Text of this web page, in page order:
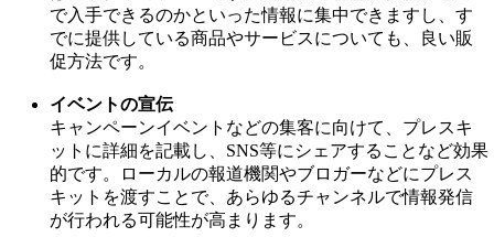
で入手できるのかといった情報に集中できますし、す
でに提供している商品やサービスについても、良い販
促方法です。
イベントの宣伝
キャンペーンイベントなどの集客に向けて、プレスキ
ットに詳細を記載し、SNS等にシェアすることなど効果
的です。ローカルの報道機関やブロガーなどにプレス
キットを渡すことで、あらゆるチャンネルで情報発信
が行われる可能性が高まります。